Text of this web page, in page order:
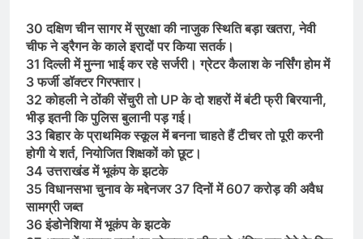
30 दक्षिण चीन सागर में सुरक्षा की नाजुक स्थिति बड़ा खतरा, नेवी
चीफ ने ड्रैगन के काले इरादों पर किया सतर्क।
31 दिल्ली में मुन्ना भाई कर रहे सर्जरी। ग्रेटर कैलाश के नर्सिंग होम में
3 फर्जी डॉक्टर गिरफ्तार।
32 कोहली ने ठोंकी सेंचुरी तो UP के दो शहरों में बंटी फ्री बिरयानी,
भीड़ इतनी कि पुलिस बुलानी पड़ गई।
33 बिहार के प्राथमिक स्कूल में बनना चाहते हैं टीचर तो पूरी करनी
होगी ये शर्त, नियोजित शिक्षकों को छूट।
34 उत्तराखंड में भूकंप के झटके
35 विधानसभा चुनाव के मद्देनजर 37 दिनों में 607 करोड़ की अवैध
सामग्री जब्त
36 इंडोनेशिया में भूकंप के झटके